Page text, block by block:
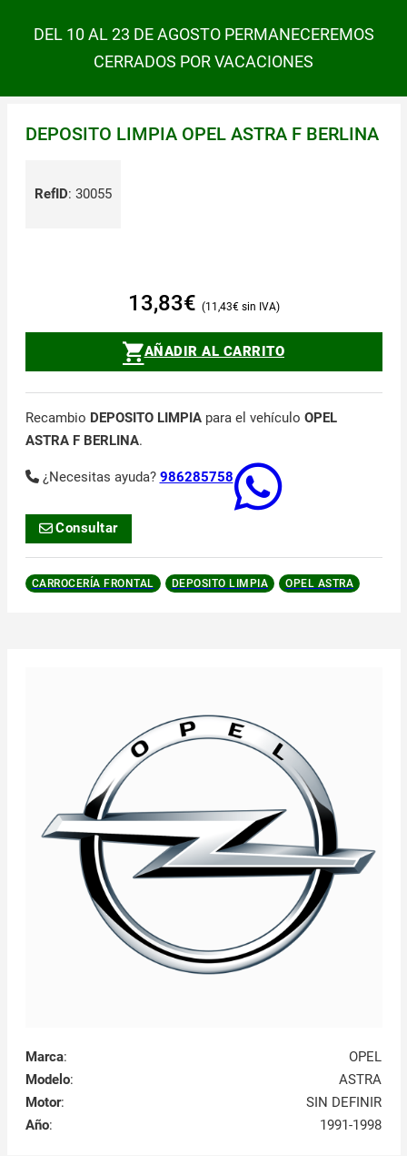
DEL 10 AL 23 DE AGOSTO PERMANECEREMOS
CERRADOS POR VACACIONES
DEPOSITO LIMPIA OPEL ASTRA F BERLINA
RefID: 30055
13,83€ 11,43€
AÑADIR AL CARRITO
Recambio DEPOSITO LIMPIApara el vehículo OPEL
ASTRA F BERLINA.
¿Necesitas ayuda? 986285758
Consultar
CARROCERÍA FRONTAL DEPOSITO LIMPIA OPEL ASTRA
Marca:
OPEL
Modelo:
ASTRA
Motor:
SIN DEFINIR
Año: 1991-1998